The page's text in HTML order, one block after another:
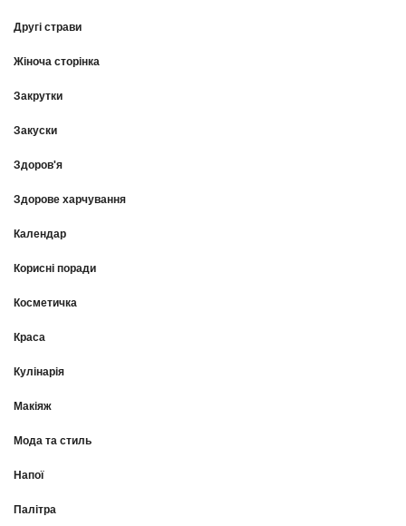
Другі страви
Жіноча сторінка
Закрутки
Закуски
Здоров'я
Здорове харчування
Календар
Корисні поради
Косметичка
Краса
Кулінарія
Макіяж
Мода та стиль
Напої
Палітра